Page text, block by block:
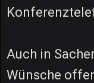
Auch in
Wünsche